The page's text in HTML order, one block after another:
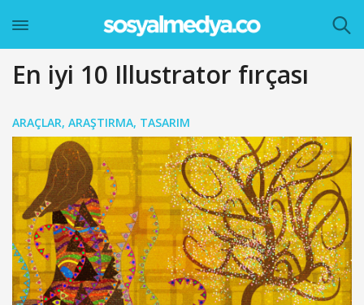
En iyi 10 Illustrator fırçası
ARAÇLAR, ARAŞTIRMA, TASARIM